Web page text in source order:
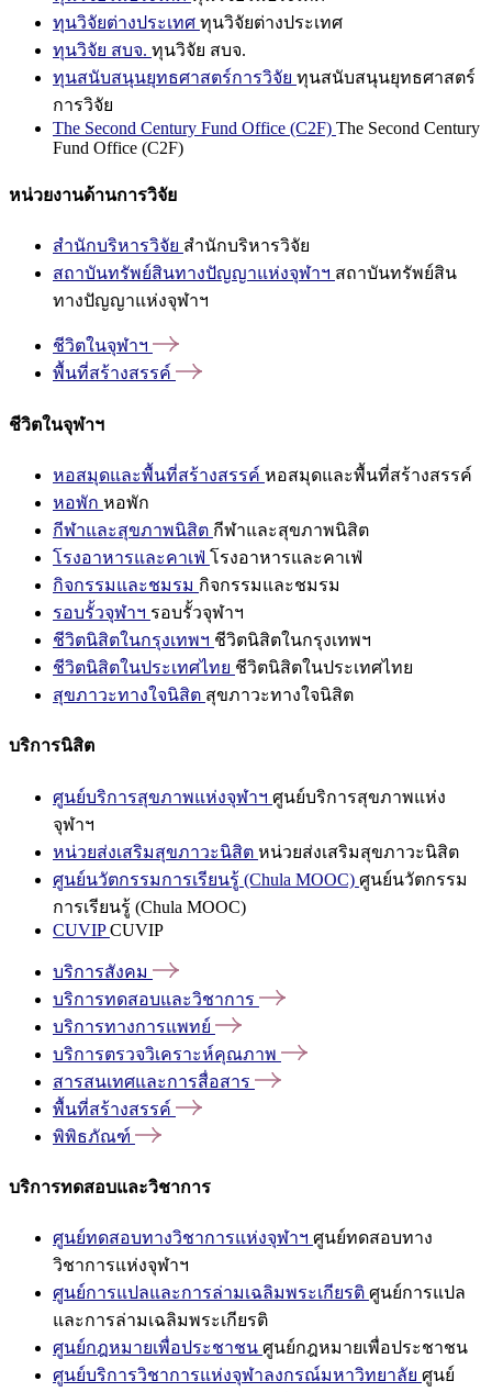
ทุนวิจัยต่างประเทศ ทุนวิจัยต่างประเทศ
ทุนวิจัย สบจ. ทุนวิจัย สบจ.
ทุนสนับสนุนยุทธศาสตร์การวิจัย ทุนสนับสนุนยุทธศาสตร์
การวิจัย
The Second Century Fund Office (C2F) The Second Century
Fund Office (C2F)
หน่วยงานด้านการวิจัย
สำนักบริหารวิจัย สำนักบริหารวิจัย
สถาบันทรัพย์สินทางปัญญาแห่งจุฬาฯ สถาบันทรัพย์สิน
ทางปัญญาแห่งจุฬาฯ
ชีวิตในจุฬาฯ
พื้นที่สร้างสรรค์
ชีวิตในจุฬาฯ
หอสมุดและพื้นที่สร้างสรรค์ หอสมุดและพื้นที่สร้างสรรค์
หอพัก หอพัก
กีฬาและสุขภาพนิสิต กีฬาและสุขภาพนิสิต
โรงอาหารและคาเฟ่ โรงอาหารและคาเฟ่
กิจกรรมและชมรม กิจกรรมและชมรม
รอบรั้วจุฬาฯ รอบรั้วจุฬาฯ
ชีวิตนิสิตในกรุงเทพฯ ชีวิตนิสิตในกรุงเทพฯ
ชีวิตนิสิตในประเทศไทย ชีวิตนิสิตในประเทศไทย
สุขภาวะทางใจนิสิต สุขภาวะทางใจนิสิต
บริการนิสิต
ศูนย์บริการสุขภาพแห่งจุฬาฯ ศูนย์บริการสุขภาพแห่ง
จุฬาฯ
หน่วยส่งเสริมสุขภาวะนิสิต หน่วยส่งเสริมสุขภาวะนิสิต
ศูนย์นวัตกรรมการเรียนรู้ (Chula MOOC) ศูนย์นวัตกรรม
การเรียนรู้ (Chula MOOC)
CUVIPCUVIP
บริการสังคม
บริการทดสอบและวิชาการ
บริการทางการแพทย์
บริการตรวจวิเคราะห์คุณภาพ
สารสนเทศและการสื่อสาร
พื้นที่สร้างสรรค์
พิพิธภัณฑ์
บริการทดสอบและวิชาการ
ศูนย์ทดสอบทางวิชาการแห่งจุฬาฯ ศูนย์ทดสอบทาง
วิชาการแห่งจุฬาฯ
ศูนย์การแปลและการล่ามเฉลิมพระเกียรติ ศูนย์การแปล
และการล่ามเฉลิมพระเกียรติ
ศูนย์กฎหมายเพื่อประชาชน ศูนย์กฎหมายเพื่อประชาชน
ศูนย์บริการวิชาการแห่งจุฬาลงกรณ์มหาวิทยาลัย ศูนย์